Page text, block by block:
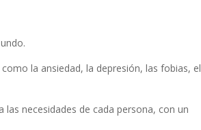
la ansiedad, la depresión, las fobias, el
necesidades de cada persona, con un